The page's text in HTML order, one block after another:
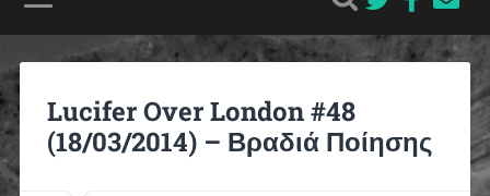
Lucifer Over London #48
(18/03/2014) – Βραδιά Ποίησης